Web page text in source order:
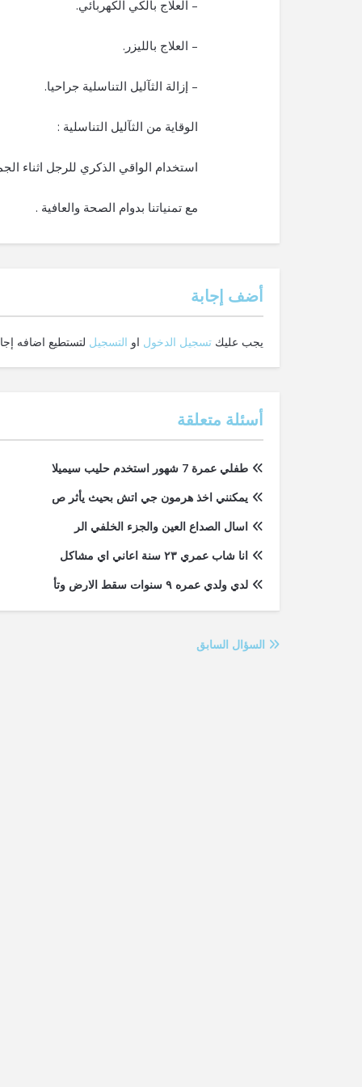
– العلاج بالكي الكهربائي.
– العلاج بالليزر.
– إزالة الثآليل التناسلية جراحيا.
الوقاية من الثآليل التناسلية :
استخدام الواقي الذكري للرجل اثناء
مع تمنياتنا بدوام الصحة والعافية .
‫أضف إجابة
يجب عليك تسجيل الدخول او التسجيل لتستطيع اضافه
أسئلة متعلقة
طفلي عمرة 7 شهور استخدم حليب سيميلا
يمكنني اخذ هرمون جي اتش بحيث يأثر ص
اسال الصداع العين والجزء الخلفي الر
انا شاب عمري ٢٣ سنة اعاني اي مشاكل
لدي ولدي عمره ٩ سنوات سقط الارض وتأ
السؤال السابق